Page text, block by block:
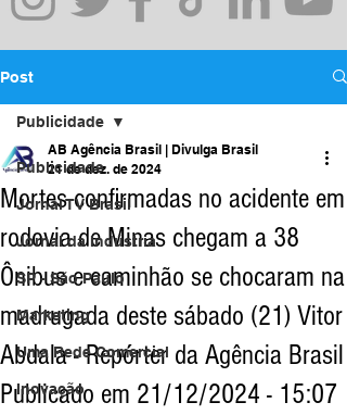
Post
Publicidade
Jornal TV Brasil
Jornal da Indústria
SP - São Paulo
Marketing
Uma Rede Comercial
Inovação
Publicidade
Mortes confirmadas no acidente em
rodovia de Minas chegam a 38
Ônibus e caminhão se chocaram na
madrugada deste sábado (21) Vitor
Abdala - Repórter da Agência Brasil
Publicado em 21/12/2024 - 15:07
AB Agência Brasil | Divulga Brasil
21 de dez. de 2024